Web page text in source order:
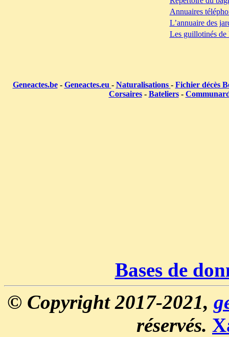
Annuaires
L’annuaire des
Les guillotinés de
Geneactes.be- Geneactes.eu - Naturalisations - Fichier décès
Corsaires- Bateliers-
Bases de
© Copyright 2017-2021,
réservés.